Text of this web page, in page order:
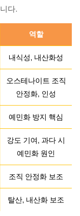
다.
역할
내식성, 내산화성
오스테나이트 조직
안정화, 인성
예민화 방지 핵심
강도 기여, 과다 시
예민화 원인
조직 안정화 보조
탈산, 내산화 보조